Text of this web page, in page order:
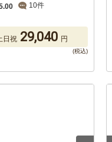
10件
日祝 29,040 円